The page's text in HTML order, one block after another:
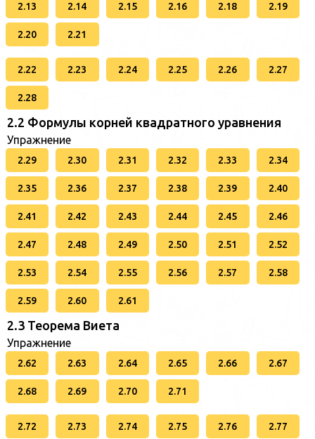
2.13 2.14 2.15 2.16 2.18 2.19
2.20 2.21
2.22 2.23 2.24 2.25 2.26 2.27
2.28
2.2 Формулы корней квадратного уравнения
Упражнение
2.29 2.30 2.31 2.32 2.33 2.34
2.35 2.36 2.37 2.38 2.39 2.40
2.41 2.42 2.43 2.44 2.45 2.46
2.47 2.48 2.49 2.50 2.51 2.52
2.53 2.54 2.55 2.56 2.57 2.58
2.59 2.60 2.61
2.3 Теорема Виета
Упражнение
2.62 2.63 2.64 2.65 2.66 2.67
2.68 2.69 2.70 2.71
2.72 2.73 2.74 2.75 2.76 2.77